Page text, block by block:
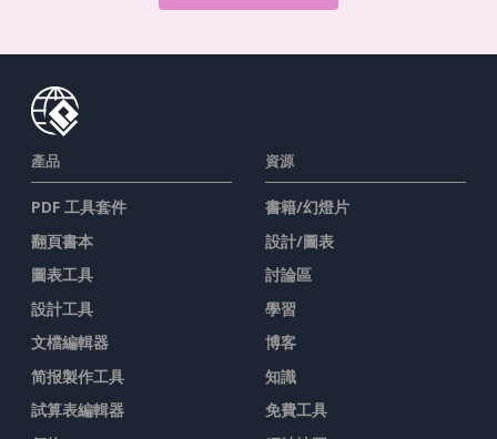
產品
PDF 工具套件
翻頁書本
圖表工具
設計工具
文檔編輯器
简报製作工具
試算表編輯器
資源
書籍/幻燈片
設計/圖表
討論區
學習
博客
知識
免費工具